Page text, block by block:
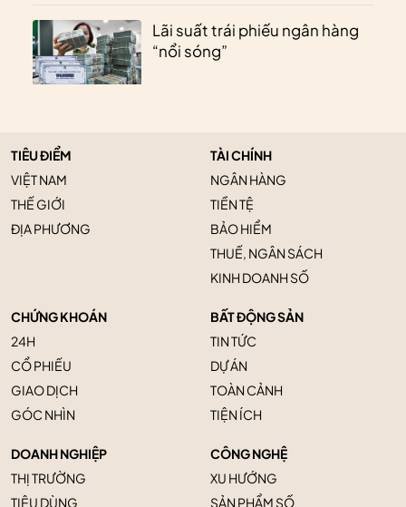
Lãi suất trái phiếu ngân hàng
“nổi sóng”
TIÊU ĐIỂM
VIỆT NAM
THẾ GIỚI
ĐỊA PHƯƠNG
TÀI CHÍNH
NGÂN HÀNG
TIỀN TỆ
BẢO HIỂM
THUẾ, NGÂN SÁCH
KINH DOANH SỐ
CHỨNG KHOÁN
24H
CỔ PHIẾU
GIAO DỊCH
GÓC NHÌN
BẤT ĐỘNG SẢN
TIN TỨC
DỰ ÁN
TOÀN CẢNH
TIỆN ÍCH
DOANH NGHIỆP
THỊ TRƯỜNG
TIÊU DÙNG
CÔNG NGHỆ
XU HƯỚNG
SẢN PHẨM SỐ